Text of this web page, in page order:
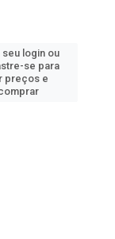
seu login ou
se para
preços e